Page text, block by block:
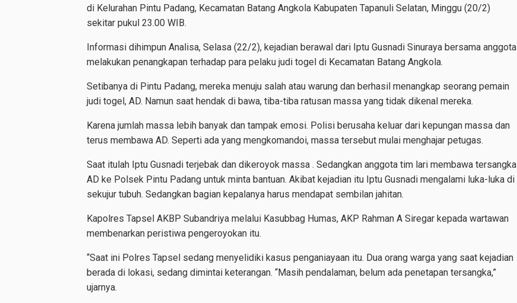
di Kelurahan Pintu Padang, Kecamatan Batang Angkola Kabupaten Tapanuli Selatan, Minggu (20/2)
sekitar pukul 23.00 WIB.
Informasi dihimpun Analisa, Selasa (22/2), kejadian berawal dari Iptu Gusnadi Sinuraya bersama anggota
melakukan penangkapan terhadap para pelaku judi togel di Kecamatan Batang Angkola.
Setibanya di Pintu Padang, mereka menuju salah atau warung dan berhasil menangkap seorang pemain
judi togel, AD. Namun saat hendak di bawa, tiba-tiba ratusan massa yang tidak dikenal mereka.
Karena jumlah massa lebih banyak dan tampak emosi. Polisi berusaha keluar dari kepungan massa dan
terus membawa AD. Seperti ada yang mengkomandoi, massa tersebut mulai menghajar petugas.
Saat itulah Iptu Gusnadi terjebak dan dikeroyok massa . Sedangkan anggota tim lari membawa tersangka
AD ke Polsek Pintu Padang untuk minta bantuan. Akibat kejadian itu Iptu Gusnadi mengalami luka-luka di
sekujur tubuh. Sedangkan bagian kepalanya harus mendapat sembilan jahitan.
Kapolres Tapsel AKBP Subandriya melalui Kasubbag Humas, AKP Rahman A Siregar kepada wartawan
membenarkan peristiwa pengeroyokan itu.
“Saat ini Polres Tapsel sedang menyelidiki kasus penganiayaan itu. Dua orang warga yang saat kejadian
berada di lokasi, sedang dimintai keterangan. “Masih pendalaman, belum ada penetapan tersangka,”
ujarnya.